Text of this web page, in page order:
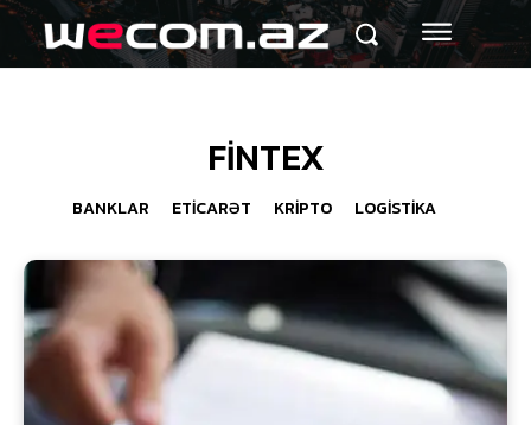
FİNTEX
BANKLAR ETİCARƏT KRİPTO LOGİSTİKA